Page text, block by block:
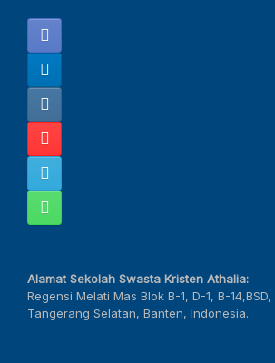
Alamat Sekolah Swasta Kristen Athalia:
Regensi Melati Mas Blok B-1, D-1, B-
Tangerang Selatan, Banten, Indonesia.